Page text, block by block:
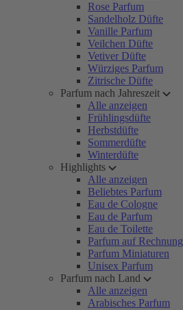
Rose Parfum
Sandelholz Düfte
Vanille Parfum
Veilchen Düfte
Vetiver Düfte
Würziges Parfum
Zitrische Düfte
Parfum nach Jahreszeit
Alle anzeigen
Frühlingsdüfte
Herbstdüfte
Sommerdüfte
Winterdüfte
Highlights
Alle anzeigen
Beliebtes Parfum
Eau de Cologne
Eau de Parfum
Eau de Toilette
Parfum auf Rechnung
Parfum Miniaturen
Unisex Parfum
Parfum nach Land
Alle anzeigen
Arabisches Parfum